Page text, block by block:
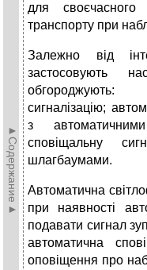
►Содержание►
для своєчасного
транспорту при
Залежно від
застосовують
обгороджують:
сигналізацію;
з
сповіщальну
шлагбаумами.
Автоматична
при наявності
подавати сигнал
автоматична
оповіщення про